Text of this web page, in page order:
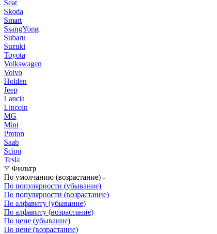
Seat
Skoda
Smart
SsangYong
Subaru
Suzuki
Toyota
Volkswagen
Volvo
Holden
Jeep
Lancia
Lincoln
MG
Mini
Proton
Saab
Scion
Tesla
Фильтр
По умолчанию (возрастание)
По популярности (убывание)
По популярности (возрастание)
По алфавиту (убывание)
По алфавиту (возрастание)
По цене (убывание)
По цене (возрастание)